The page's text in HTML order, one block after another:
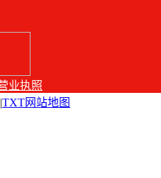
业执照
|TXT网站地图